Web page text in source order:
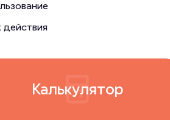
действия
Калькулятор